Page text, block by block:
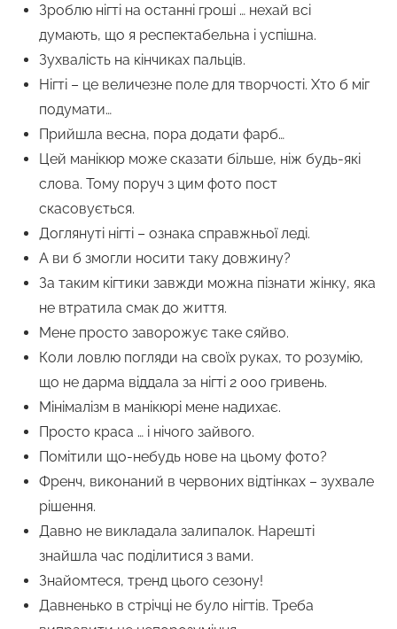
Зроблю нігті на останні гроші … нехай всі
думають, що я респектабельна і успішна.
Зухвалість на кінчиках пальців.
Нігті – це величезне поле для творчості. Хто б міг
подумати…
Прийшла весна, пора додати фарб…
Цей манікюр може сказати більше, ніж будь-які
слова. Тому поруч з цим фото пост
скасовується.
Доглянуті нігті – ознака справжньої леді.
А ви б змогли носити таку довжину?
За таким кігтики завжди можна пізнати жінку, яка
не втратила смак до життя.
Мене просто заворожує таке сяйво.
Коли ловлю погляди на своїх руках, то розумію,
що не дарма віддала за нігті 2 000 гривень.
Мінімалізм в манікюрі мене надихає.
Просто краса … і нічого зайвого.
Помітили що-небудь нове на цьому фото?
Френч, виконаний в червоних відтінках – зухвале
рішення.
Давно не викладала залипалок. Нарешті
знайшла час поділитися з вами.
Знайомтеся, тренд цього сезону!
Давненько в стрічці не було нігтів. Треба